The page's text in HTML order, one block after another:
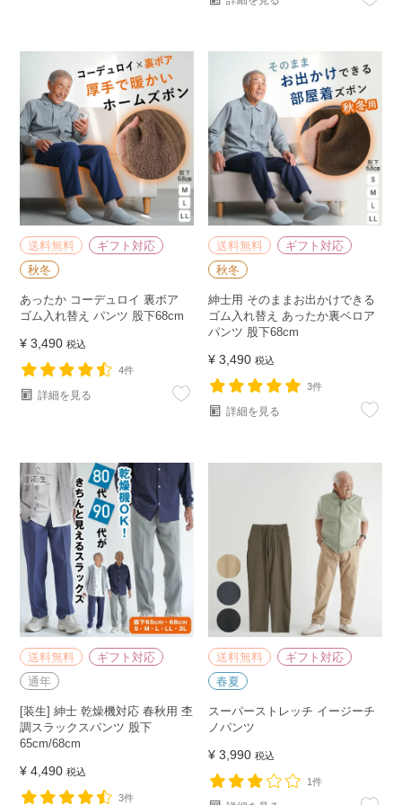
送料無料
ギフト対応
秋冬
あったか コーデュロイ 裏ボア
ゴム入れ替え パンツ 股下68cm
¥ 3,490 税込
4件
詳細を見る
送料無料
ギフト対応
秋冬
紳士用 そのままお出かけできる
ゴム入れ替え あったか裏ベロア
パンツ 股下68cm
¥ 3,490 税込
3件
詳細を見る
送料無料
ギフト対応
通年
[装生] 紳士 乾燥機対応 春秋用 杢
調スラックスパンツ 股下
65cm/68cm
¥ 4,490 税込
3件
送料無料
ギフト対応
春夏
スーパーストレッチ イージーチ
ノパンツ
¥ 3,990 税込
1件